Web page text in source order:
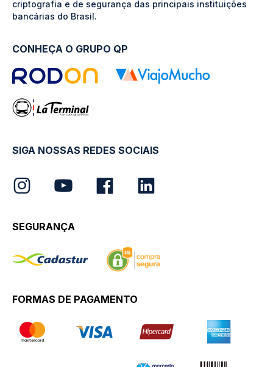
criptografia e de segurança das principais instituições
bancárias do Brasil.
CONHEÇA O GRUPO QP
SIGA NOSSAS REDES SOCIAIS
SEGURANÇA
FORMAS DE PAGAMENTO